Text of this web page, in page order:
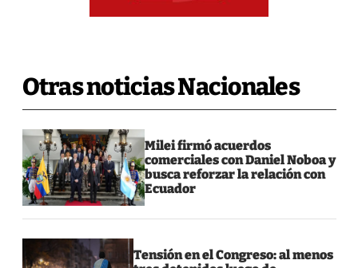
Otras noticias Nacionales
Milei firmó acuerdos
comerciales con Daniel Noboa y
busca reforzar la relación con
Ecuador
Tensión en el Congreso: al menos